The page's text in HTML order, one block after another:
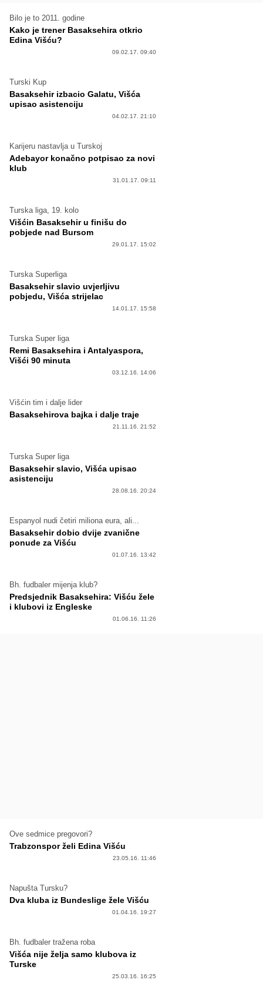
Bilo je to 2011. godine
Kako je trener Basaksehira otkrio
Edina Višću?
09.02.17. 09:40
Turski Kup
Basaksehir izbacio Galatu, Višća
upisao asistenciju
04.02.17. 21:10
Karijeru nastavlja u Turskoj
Adebayor konačno potpisao za novi
klub
31.01.17. 09:11
Turska liga, 19. kolo
Višćin Basaksehir u finišu do
pobjede nad Bursom
29.01.17. 15:02
Turska Superliga
Basaksehir slavio uvjerljivu
pobjedu, Višća strijelac
14.01.17. 15:58
Turska Super liga
Remi Basaksehira i Antalyaspora,
Višći 90 minuta
03.12.16. 14:06
Višćin tim i dalje lider
Basaksehirova bajka i dalje traje
21.11.16. 21:52
Turska Super liga
Basaksehir slavio, Višća upisao
asistenciju
28.08.16. 20:24
Espanyol nudi četiri miliona eura, ali...
Basaksehir dobio dvije zvanične
ponude za Višću
01.07.16. 13:42
Bh. fudbaler mijenja klub?
Predsjednik Basaksehira: Višću žele
i klubovi iz Engleske
01.06.16. 11:26
Ove sedmice pregovori?
Trabzonspor želi Edina Višću
23.05.16. 11:46
Napušta Tursku?
Dva kluba iz Bundeslige žele Višću
01.04.16. 19:27
Bh. fudbaler tražena roba
Višća nije želja samo klubova iz
Turske
25.03.16. 16:25